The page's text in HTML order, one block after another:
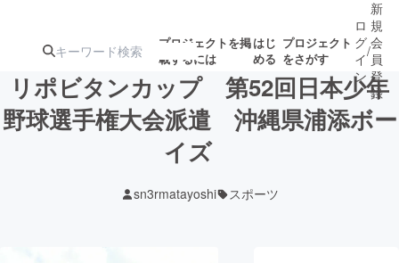
プロジェクトを掲
載するには
はじ
める
プロジェクト
をさがす
注目の新着プロ
ロ
グ
イ
ン
/
新
規
会
員
登
録
リポビタンカップ 第52回日本少年
野球選手権大会派遣 沖縄県浦添ボー
イズ
sn3rmatayoshi スポーツ